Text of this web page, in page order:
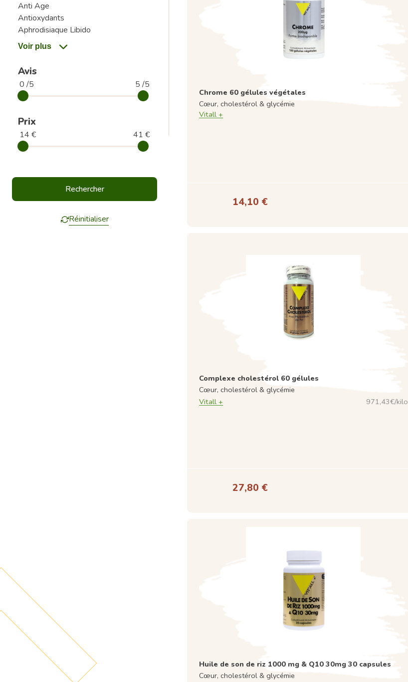
Anti Age
Antioxydants
Aphrodisiaque Libido
Avis
0 /5 5 /5
Prix
14 € 41 €
Réinitialiser
Chrome 60 gélules végétales
Cœur, cholestérol & glycémie
Vitall +
14,10 €
Complexe cholestérol 60 gélules
Cœur, cholestérol & glycémie
Vitall +
971,43€/kilo
27,80 €
Huile de son de riz 1000 mg & Q10 30mg 30 capsules
Cœur, cholestérol & glycémie